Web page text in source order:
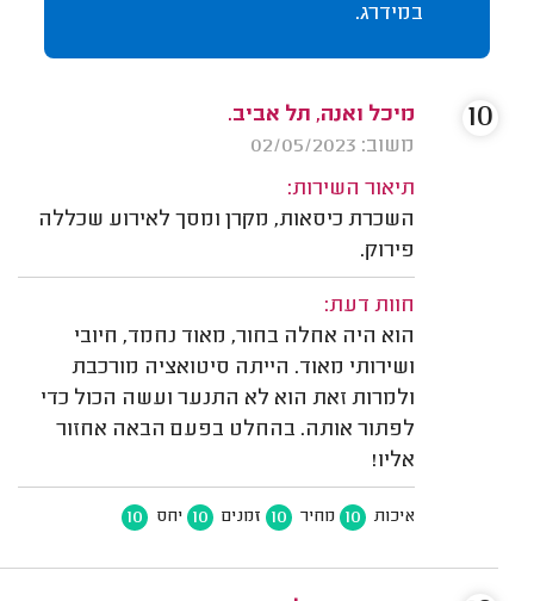
במידרג.
מיכל ואנה, תל אביב.
משוב: 02/05/2023
תיאור השירות:
השכרת כיסאות, מקרן ומסך לאירוע שכללה
פירוק.
חוות דעת:
הוא היה אחלה בחור, מאוד נחמד, חיובי
ושירותי מאוד. הייתה סיטואציה מורכבת
ולמרות זאת הוא לא התנער ועשה הכול כדי
לפתור אותה. בהחלט בפעם הבאה אחזור
אליו!
איכות 10 מחיר 10 זמנים 10 יחס 10
10